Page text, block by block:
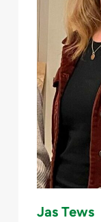
Jas Tews